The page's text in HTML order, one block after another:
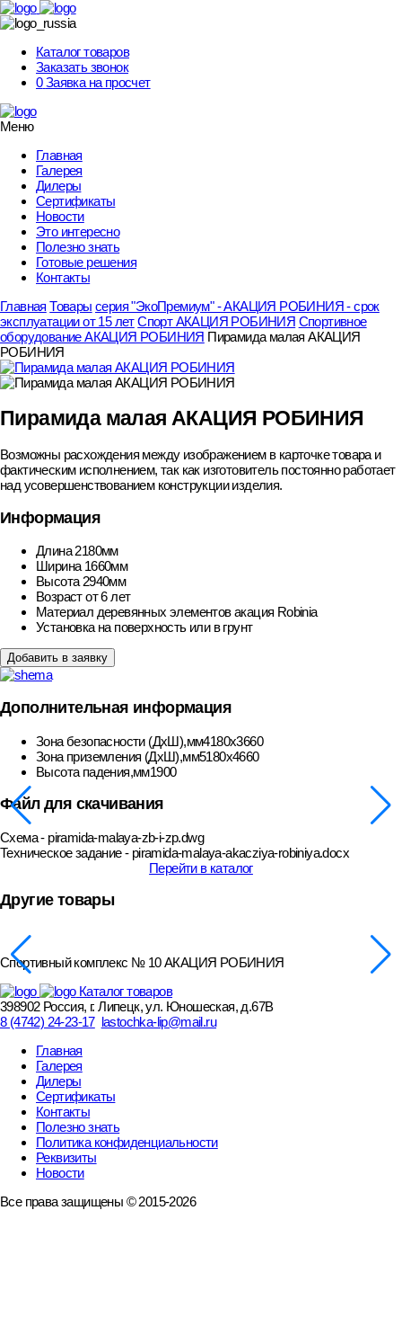
Skip
to
Каталог товаров
Заказать звонок
0 Заявка на просчет
Меню
Главная
Галерея
Дилеры
Сертификаты
Новости
Это интересно
Полезно знать
Готовые решения
Контакты
Главная Товары серия "ЭкоПремиум" - АКАЦИЯ РОБИНИЯ - срок
эксплуатации от 15 лет Спорт АКАЦИЯ РОБИНИЯ Спортивное
оборудование АКАЦИЯ РОБИНИЯ Пирамида малая АКАЦИЯ
РОБИНИЯ
Пирамида малая АКАЦИЯ РОБИНИЯ
Возможны расхождения между изображением в карточке товара и
фактическим исполнением, так как изготовитель постоянно работает
над усовершенствованием конструкции изделия.
Информация
Длина 2180мм
Ширина 1660мм
Высота 2940мм
Возраст от 6 лет
Материал деревянных элементов акация Robinia
Установка на поверхность или в грунт
Добавить в заявку
Дополнительная информация
Зона безопасности (ДхШ),мм4180х3660
Зона приземления (ДхШ),мм5180х4660
Высота падения,мм1900
Файл для скачивания
Схема - piramida-malaya-zb-i-zp.dwg
Техническое задание - piramida-malaya-akacziya-robiniya.docx
Перейти в каталог
Другие товары
Спортивный комплекс № 10 АКАЦИЯ РОБИНИЯ
Каталог товаров
398902 Россия, г. Липецк, ул. Юношеская, д.67В
8 (4742) 24-23-17 lastochka-lip@mail.ru
Главная
Галерея
Дилеры
Сертификаты
Контакты
Полезно знать
Политика конфиденциальности
Реквизиты
Новости
Все права защищены © 2015-2026